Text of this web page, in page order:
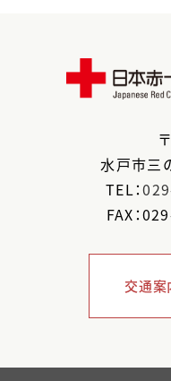
水戸市三
TEL：
FAX：
交通案